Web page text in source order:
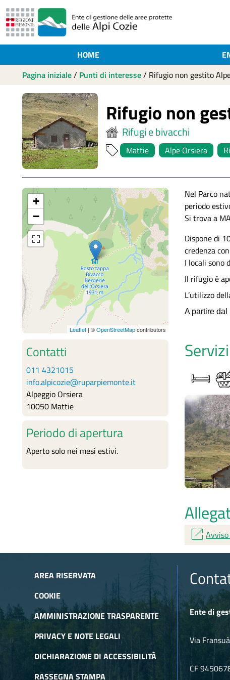
HOME
Pagina iniziale/ Punti di interesse/ Rifugio non gestito
Rifugio non
Rifugi e bivacchi
Mattie Alpe Orsiera
+
−
Leaflet| ©OpenStreetMapcontributors
Contatti
011 4321015
info.alpicozie@ruparpiemonte.it
Alpeggio Orsiera
10050 Mattie
Periodo di apertura
Aperto solo nei mesi estivi.
Nel Parco
periodo
Si trova a
Dispone di
credenza
I locali sono
Il rifugio è
L’utilizzo
A partire dal
Servizi
open_in_new
AREA RISERVATA
COOKIE
AMMINISTRAZIONE TRASPARENTE
PRIVACY E NOTE LEGALI
DICHIARAZIONE DI ACCESSIBILITÀ
RASSEGNA STAMPA
Ente di
Via
CF